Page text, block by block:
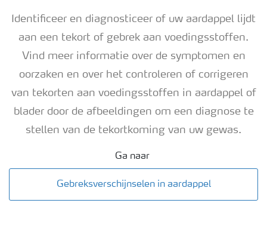
Identificeer en diagnosticeer of uw aardappel lijdt
aan een tekort of gebrek aan voedingsstoffen.
Vind meer informatie over de symptomen en
oorzaken en over het controleren of corrigeren
van tekorten aan voedingsstoffen in aardappel of
blader door de afbeeldingen om een ​​diagnose te
stellen van de tekortkoming van uw gewas.
Ga naar
Gebreksverschijnselen in aardappel